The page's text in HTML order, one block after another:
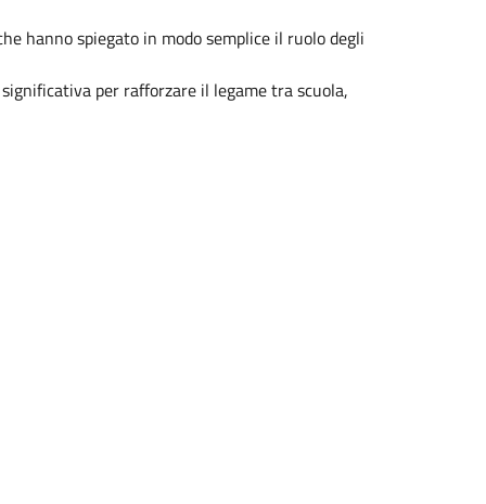
hanno spiegato in modo semplice il ruolo degli
per rafforzare il legame tra scuola,